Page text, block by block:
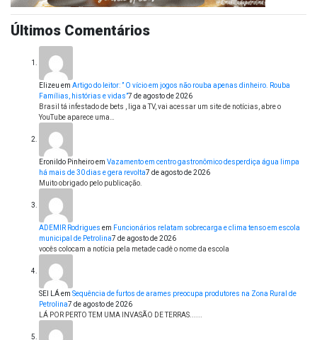
Últimos Comentários
Elizeu em Artigo do leitor: ” O vício em jogos não rouba apenas dinheiro. Rouba
Famílias, histórias e vidas”7 de agosto de 2026
Brasil tá infestado de bets , liga a TV, vai acessar um site de notícias, abre o
YouTube aparece uma…
Eronildo Pinheiroem Vazamento em centro gastronômico desperdiça água limpa
há mais de 30 dias e gera revolta7 de agosto de 2026
Muito obrigado pelo publicação.
ADEMIR Rodrigues em Funcionários relatam sobrecarga e clima tenso em escola
municipal de Petrolina7 de agosto de 2026
vocês colocam a notícia pela metade cadê o nome da escola
SEI LÁem Sequência de furtos de arames preocupa produtores na Zona Rural de
Petrolina7 de agosto de 2026
LÁ POR PERTO TEM UMA INVASÃO DE TERRAS......